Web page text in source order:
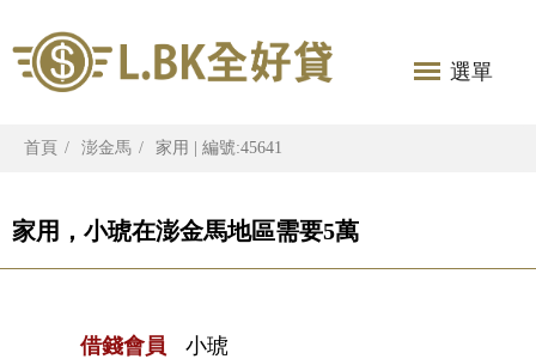
選單
首頁 澎金馬 家用 | 編號:45641
家用，小琥在澎金馬地區需要5萬
借錢會員 小琥